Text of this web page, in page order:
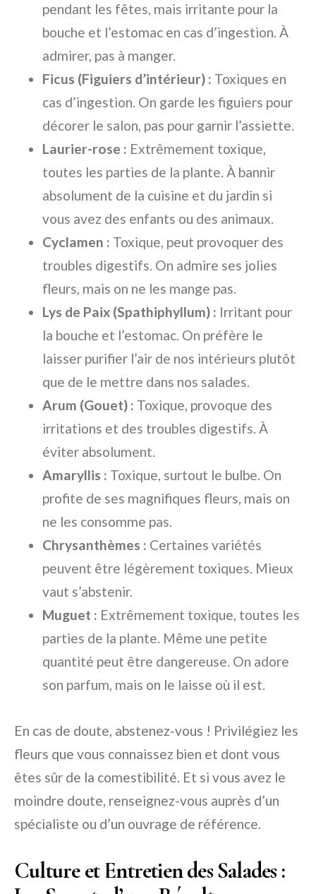
pendant les fêtes, mais irritante pour la
bouche et l’estomac en cas d’ingestion. À
admirer, pas à manger.
Ficus (Figuiers d’intérieur) : Toxiques en
cas d’ingestion. On garde les figuiers pour
décorer le salon, pas pour garnir l’assiette.
Laurier-rose : Extrêmement toxique,
toutes les parties de la plante. À bannir
absolument de la cuisine et du jardin si
vous avez des enfants ou des animaux.
Cyclamen : Toxique, peut provoquer des
troubles digestifs. On admire ses jolies
fleurs, mais on ne les mange pas.
Lys de Paix (Spathiphyllum) : Irritant pour
la bouche et l’estomac. On préfère le
laisser purifier l’air de nos intérieurs plutôt
que de le mettre dans nos salades.
Arum (Gouet) : Toxique, provoque des
irritations et des troubles digestifs. À
éviter absolument.
Amaryllis : Toxique, surtout le bulbe. On
profite de ses magnifiques fleurs, mais on
ne les consomme pas.
Chrysanthèmes : Certaines variétés
peuvent être légèrement toxiques. Mieux
vaut s’abstenir.
Muguet : Extrêmement toxique, toutes les
parties de la plante. Même une petite
quantité peut être dangereuse. On adore
son parfum, mais on le laisse où il est.
En cas de doute, abstenez-vous ! Privilégiez les
fleurs que vous connaissez bien et dont vous
êtes sûr de la comestibilité. Et si vous avez le
moindre doute, renseignez-vous auprès d’un
spécialiste ou d’un ouvrage de référence.
Culture et Entretien des Salades :